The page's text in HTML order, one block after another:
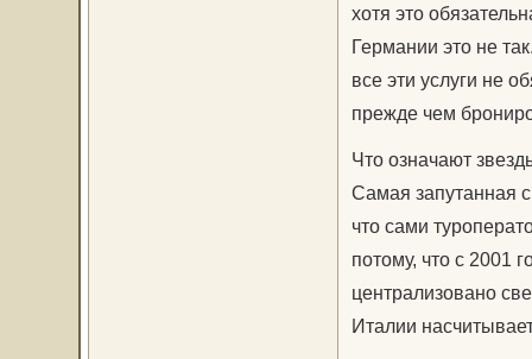
хотя это
Германии это не
все эти услуги не
прежде чем
Что означают
Самая запутанная
что сами
потому, что с 2001
централизовано
Италии